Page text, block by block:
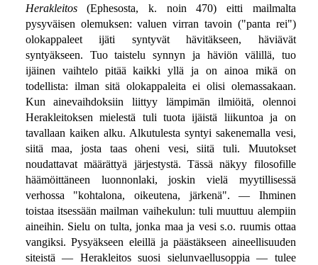
Herakleitos(Ephesosta, k. noin 470) eitti mailmalta
pysyväisen olemuksen: valuen virran tavoin ("panta rei")
olokappaleet ijäti syntyvät hävitäkseen, häviävät
syntyäkseen. Tuo taistelu synnyn ja häviön välillä, tuo
ijäinen vaihtelo pitää kaikki yllä ja on ainoa mikä on
todellista: ilman sitä olokappaleita ei olisi olemassakaan.
Kun ainevaihdoksiin liittyy lämpimän ilmiöitä, olennoi
Herakleitoksen mielestä tuli tuota ijäistä liikuntoa ja on
tavallaan kaiken alku. Alkutulesta syntyi sakenemalla vesi,
siitä maa, josta taas oheni vesi, siitä tuli. Muutokset
noudattavat määrättyä järjestystä. Tässä näkyy filosofille
häämöittäneen luonnonlaki, joskin vielä myytillisessä
verhossa "kohtalona, oikeutena, järkenä". — Ihminen
toistaa itsessään mailman vaihekulun: tuli muuttuu alempiin
aineihin. Sielu on tulta, jonka maa ja vesi s.o. ruumis ottaa
vangiksi. Pysyäkseen eleillä ja päästäkseen aineellisuuden
siteistä — Herakleitos suosi sielunvaellusoppia — tulee